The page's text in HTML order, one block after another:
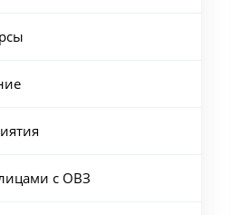
с ОВЗ